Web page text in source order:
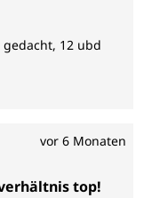
5 von 5 Sternen
12 ubd
vor 6 Monaten
5 von 5 Sternen
top!